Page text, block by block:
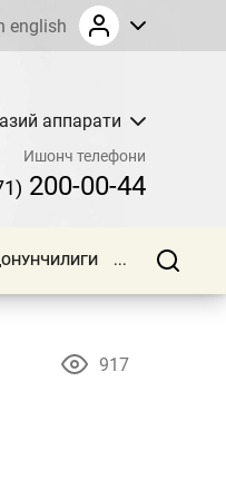
english
аппарати
Ишонч телефони
200-00-44
...
917